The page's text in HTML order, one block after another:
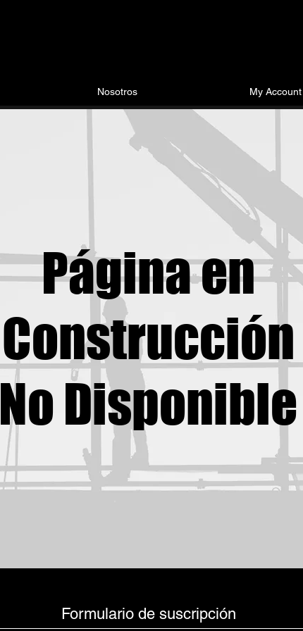
Nosotros My Account
Página en
Construcción
No Disponible
Formulario de suscripción